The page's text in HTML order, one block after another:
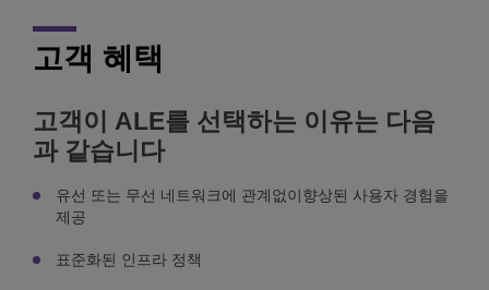
고객 혜택
고객이 ALE를 선택하는 이유는 다음
과 같습니다
유선 또는 무선 네트워크에 관계없이향상된 사용자 경험을
제공
표준화된 인프라 정책